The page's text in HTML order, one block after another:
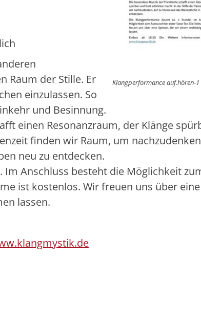
Klangperformance auf.hören-1
Raum der Stille. Er
einzulassen. So
und Besinnung.
einen Resonanzraum, der Klänge
finden wir Raum, um
neu zu entdecken.
Anschluss besteht die Möglichkeit
ist kostenlos. Wir freuen uns über
lassen.